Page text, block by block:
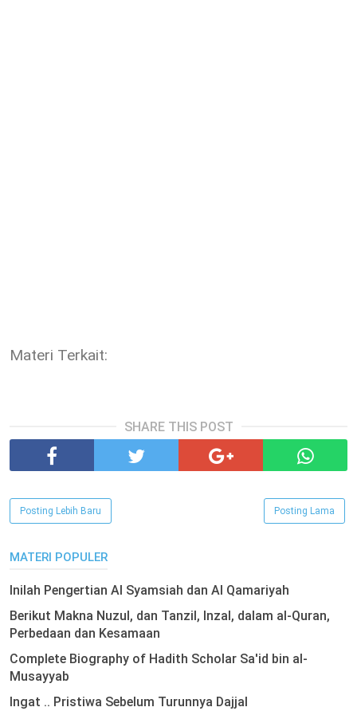
Materi Terkait:
SHARE THIS POST
Posting Lebih Baru Posting Lama
MATERI POPULER
Inilah Pengertian Al Syamsiah dan Al Qamariyah
Berikut Makna Nuzul, dan Tanzil, Inzal, dalam al-Quran,
Perbedaan dan Kesamaan
Complete Biography of Hadith Scholar Sa'id bin al-
Musayyab
Ingat .. Pristiwa Sebelum Turunnya Dajjal